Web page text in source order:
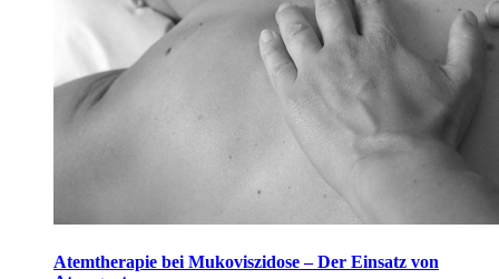
Atemtherapie bei Mukoviszidose – Der Einsatz von